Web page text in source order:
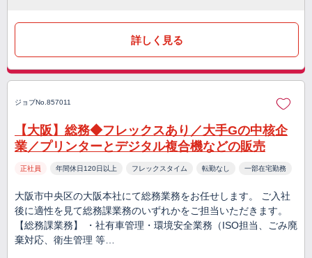
詳しく見る
ジョブNo.857011
【大阪】総務◆フレックスあり／大手Gの中核企
業／プリンターとデジタル複合機などの販売
正社員 年間休日120日以上 フレックスタイム 転勤なし 一部在宅勤務
大阪市中央区の大阪本社にて総務業務をお任せします。 ご入社
後に適性を見て総務課業務のいずれかをご担当いただきます。
【総務課業務】 ・社有車管理・環境安全業務（ISO担当、ごみ廃
棄対応、衛生管理 等…